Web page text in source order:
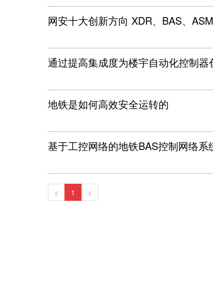
网安十大创新方向 XDR、BAS、
通过提高集成度为楼宇自动化控制器
地铁是如何高效安全运转的
基于工控网络的地铁BAS控制网络系
< 1 >